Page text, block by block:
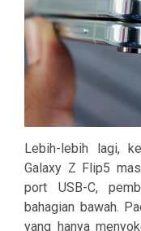
Lebih-lebih lagi,
Galaxy Z Flip5
port USB-C,
bahagian bawah.
yang hanya